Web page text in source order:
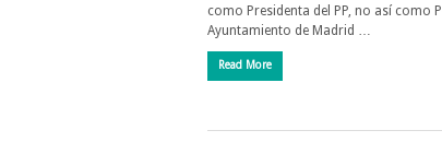
como Presidenta del PP, no así como
Ayuntamiento de Madrid …
Read More